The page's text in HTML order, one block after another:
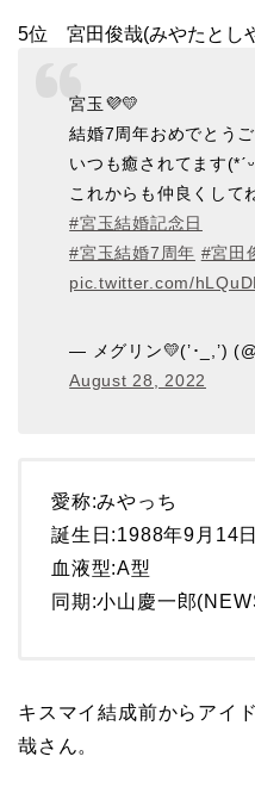
5位 宮田俊哉(みやたとし
宮玉💜💛
結婚7周年おめでとう
いつも癒されてます
これからも仲良くして
#宮玉結婚記念日
#宮玉結婚7周年 #宮田
pic.twitter.com/
— メグリン💛(’･_,’)
August 28, 2022
愛称:みやっち
誕生日:1988年9月14日
血液型:A型
同期:小山慶一郎
キスマイ結成前からアイ
哉さん。